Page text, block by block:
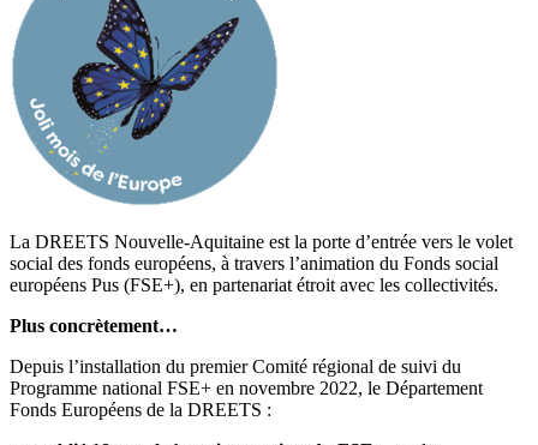
La DREETS Nouvelle-Aquitaine est la porte d’entrée vers le volet
social des fonds européens, à travers l’animation du Fonds social
européens Pus (FSE+), en partenariat étroit avec les collectivités.
Plus concrètement…
Depuis l’installation du premier Comité régional de suivi du
Programme national FSE+ en novembre 2022, le Département
Fonds Européens de la DREETS :